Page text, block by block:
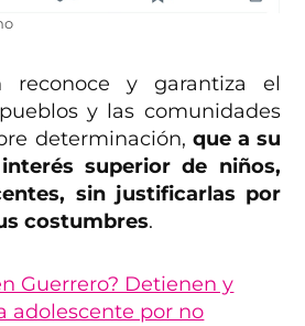
reconoce y garantiza el
y las comunidades
determinación, que a su
superior de niños,
sin justificarlas por
costumbres.
Guerrero? Detienen y
adolescente por no